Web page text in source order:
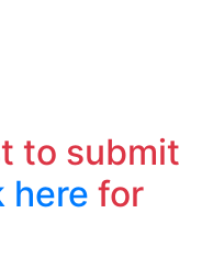
to submit
here for